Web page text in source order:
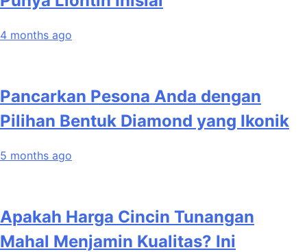
4 months ago
Pancarkan Pesona Anda dengan
Pilihan Bentuk Diamond yang Ikonik
5 months ago
Apakah Harga Cincin Tunangan
Mahal Menjamin Kualitas? Ini